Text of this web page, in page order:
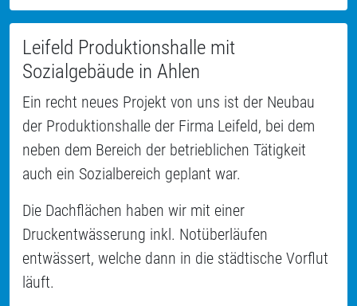
Leifeld Produktionshalle mit
Sozialgebäude in Ahlen
Ein recht neues Projekt von uns ist der Neubau
der Produktionshalle der Firma Leifeld, bei dem
neben dem Bereich der betrieblichen Tätigkeit
auch ein Sozialbereich geplant war.
Die Dachflächen haben wir mit einer
Druckentwässerung inkl. Notüberläufen
entwässert, welche dann in die städtische Vorflut
läuft.